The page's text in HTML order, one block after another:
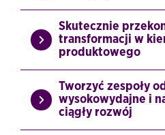
Skutecznie
transformacji w
produktowego
Tworzyć zespoły
wysokowydajne i
ciągły rozwój